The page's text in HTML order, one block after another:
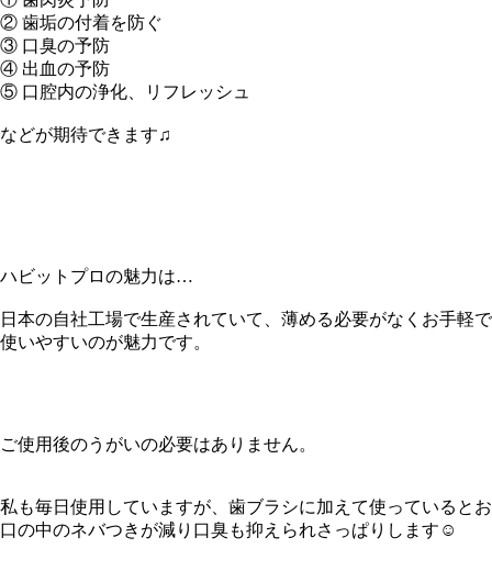
② 歯垢の付着を防ぐ
③ 口臭の予防
④ 出血の予防
⑤ 口腔内の浄化、リフレッシュ
などが期待できます♫
ハビットプロの魅力は…
日本の自社工場で生産されていて、薄める必要がなくお手軽で
使いやすいのが魅力です。
ご使用後のうがいの必要はありません。
私も毎日使用していますが、歯ブラシに加えて使っているとお
口の中のネバつきが減り口臭も抑えられさっぱりします☺︎